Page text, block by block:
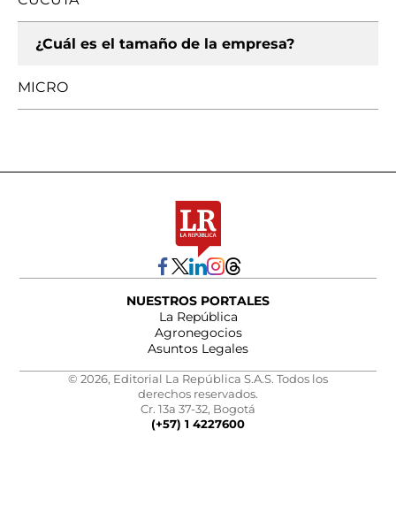
¿Cuál es el tamaño de la empresa?
MICRO
NUESTROS PORTALES
La República
Agronegocios
Asuntos Legales
© 2026, Editorial La República S.A.S. Todos los
derechos reservados.
Cr. 13a 37-32, Bogotá
(+57) 1 4227600